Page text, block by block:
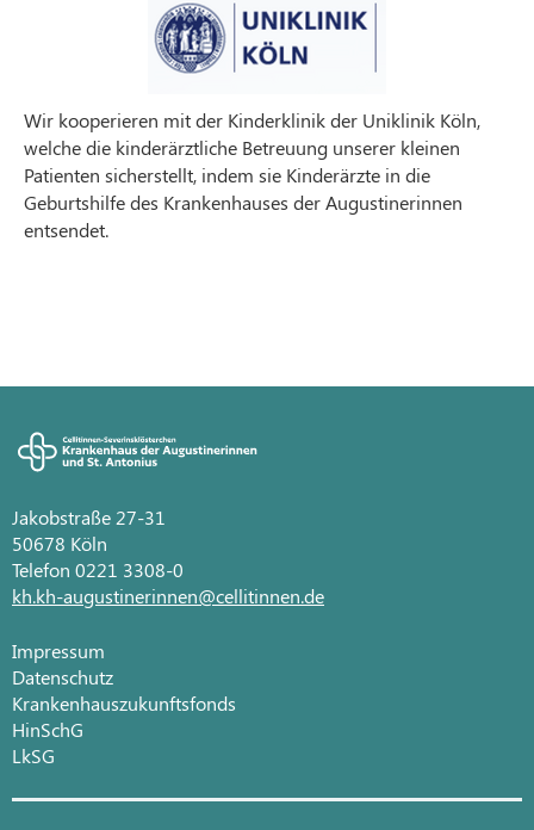
Wir kooperieren mit der Kinderklinik der Uniklinik Köln,
welche die kinderärztliche Betreuung unserer kleinen
Patienten sicherstellt, indem sie Kinderärzte in die
Geburtshilfe des Krankenhauses der Augustinerinnen
entsendet.
Jakobstraße 27-31
50678 Köln
Telefon 0221 3308-0
kh.kh-augustinerinnen@cellitinnen.de
Impressum
Datenschutz
Krankenhauszukunftsfonds
HinSchG
LkSG